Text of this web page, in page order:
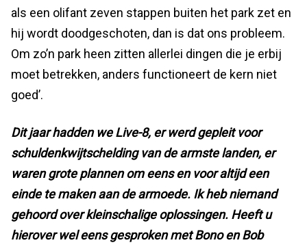
als een olifant zeven stappen buiten het park zet en
hij wordt doodgeschoten, dan is dat ons probleem.
Om zo’n park heen zitten allerlei dingen die je erbij
moet betrekken, anders functioneert de kern niet
goed’.
Dit jaar hadden we Live-8, er werd gepleit voor
schuldenkwijtschelding van de armste landen, er
waren grote plannen om eens en voor altijd een
einde te maken aan de armoede. Ik heb niemand
gehoord over kleinschalige oplossingen. Heeft u
hierover wel eens gesproken met Bono en Bob